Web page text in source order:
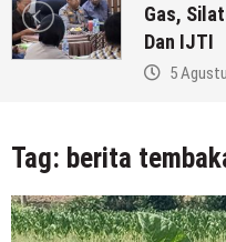
Silaturahmi Dengan
IJTI
musa r2b
Tag: berita